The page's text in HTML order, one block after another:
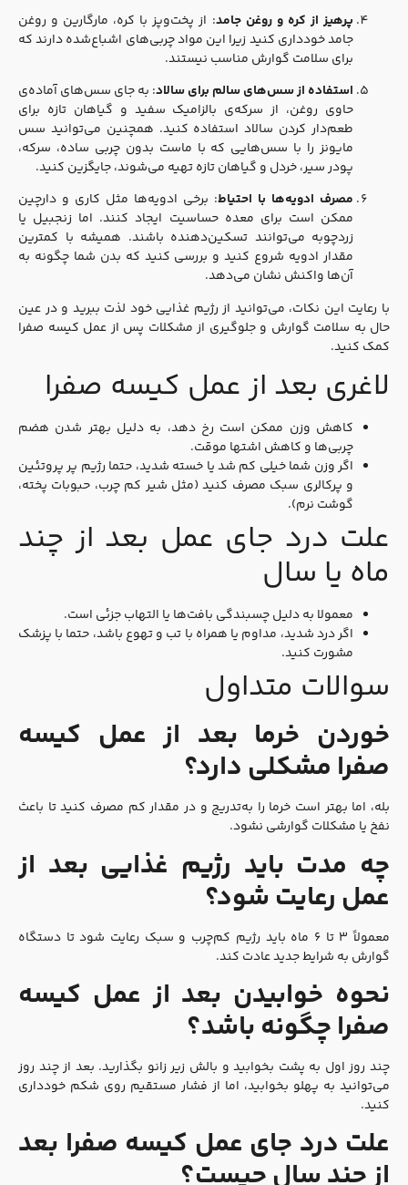
پرهیز از کره و روغن جامد: از پخت‌وپز با کره، مارگارین و روغن
جامد خودداری کنید زیرا این مواد چربی‌های اشباع‌شده دارند که
برای سلامت گوارش مناسب نیستند.
استفاده از سس‌های سالم برای سالاد: به جای سس‌های آماده‌ی
حاوی روغن، از سرکه‌ی بالزامیک سفید و گیاهان تازه برای
طعم‌دار کردن سالاد استفاده کنید. همچنین می‌توانید سس
مایونز را با سس‌هایی که با ماست بدون چربی ساده، سرکه،
پودر سیر، خردل و گیاهان تازه تهیه می‌شوند، جایگزین کنید.
مصرف ادویه‌ها با احتیاط: برخی ادویه‌ها مثل کاری و دارچین
ممکن است برای معده حساسیت ایجاد کنند. اما زنجبیل یا
زردچوبه می‌توانند تسکین‌دهنده باشند. همیشه با کمترین
مقدار ادویه شروع کنید و بررسی کنید که بدن شما چگونه به
آن‌ها واکنش نشان می‌دهد.
با رعایت این نکات، می‌توانید از رژیم غذایی خود لذت ببرید و در عین
حال به سلامت گوارش و جلوگیری از مشکلات پس از عمل کیسه صفرا
کمک کنید.
لاغری بعد از عمل کیسه صفرا
کاهش وزن ممکن است رخ دهد، به دلیل بهتر شدن هضم
چربی‌ها و کاهش اشتها موقت.
اگر وزن شما خیلی کم شد یا خسته شدید، حتما رژیم پر پروتئین
و پرکالری سبک مصرف کنید (مثل شیر کم‌ چرب، حبوبات پخته،
گوشت نرم).
علت درد جای عمل بعد از چند
ماه یا سال
معمولا به دلیل چسبندگی بافت‌ها یا التهاب جزئی است.
اگر درد شدید، مداوم یا همراه با تب و تهوع باشد، حتما با پزشک
مشورت کنید.
سوالات متداول
خوردن خرما بعد از عمل کیسه
صفرا مشکلی دارد؟
بله، اما بهتر است خرما را به‌تدریج و در مقدار کم مصرف کنید تا باعث
نفخ یا مشکلات گوارشی نشود.
چه مدت باید رژیم غذایی بعد از
عمل رعایت شود؟
معمولاً ۳ تا ۶ ماه باید رژیم کم‌چرب و سبک رعایت شود تا دستگاه
گوارش به شرایط جدید عادت کند.
نحوه خوابیدن بعد از عمل کیسه
صفرا چگونه باشد؟
چند روز اول به پشت بخوابید و بالش زیر زانو بگذارید. بعد از چند روز
می‌توانید به پهلو بخوابید، اما از فشار مستقیم روی شکم خودداری
کنید.
علت درد جای عمل کیسه صفرا بعد
از چند سال چیست؟